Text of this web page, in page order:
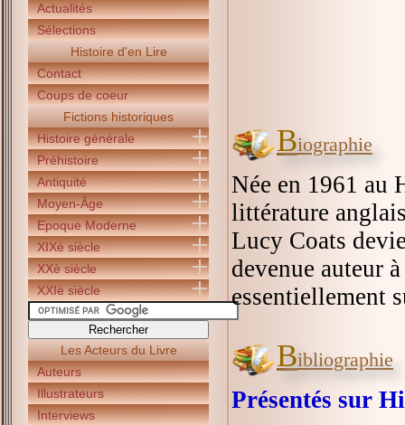
Actualités
Sélections
Histoire d'en Lire
Contact
Coups de coeur
Fictions historiques
Histoire générale
Préhistoire
Antiquité
Moyen-Âge
Epoque Moderne
XIXè siècle
XXè siècle
XXIè siècle
Les Acteurs du Livre
Auteurs
Illustrateurs
Interviews
Biographie
Née en 1961 au
littérature
Lucy Coats
devenue auteur
essentiellement
Bibliographie
Présentés sur